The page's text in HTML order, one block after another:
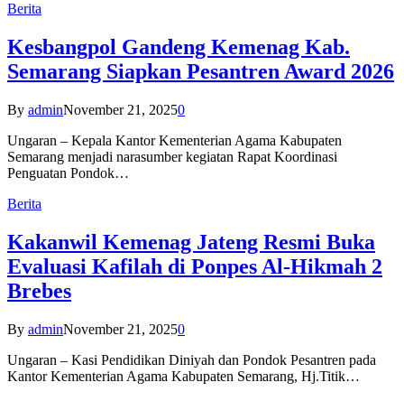
Berita
Kesbangpol Gandeng Kemenag Kab.
Semarang Siapkan Pesantren Award 2026
By adminNovember 21, 20250
Ungaran – Kepala Kantor Kementerian Agama Kabupaten
Semarang menjadi narasumber kegiatan Rapat Koordinasi
Penguatan Pondok…
Berita
Kakanwil Kemenag Jateng Resmi Buka
Evaluasi Kafilah di Ponpes Al-Hikmah 2
Brebes
By adminNovember 21, 20250
Ungaran – Kasi Pendidikan Diniyah dan Pondok Pesantren pada
Kantor Kementerian Agama Kabupaten Semarang, Hj.Titik…